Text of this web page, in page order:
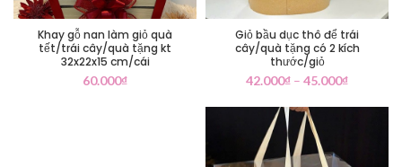
Khay gỗ nan làm giỏ quà
tết/trái cây/quà tặng kt
32x22x15 cm/cái
60.000₫
Giỏ bầu dục thô để trái
cây/quà tặng có 2 kích
thước/giỏ
42.000₫ – 45.000₫